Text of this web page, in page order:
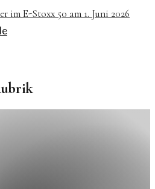
im E-Stoxx 50 am 1. Juni 2026